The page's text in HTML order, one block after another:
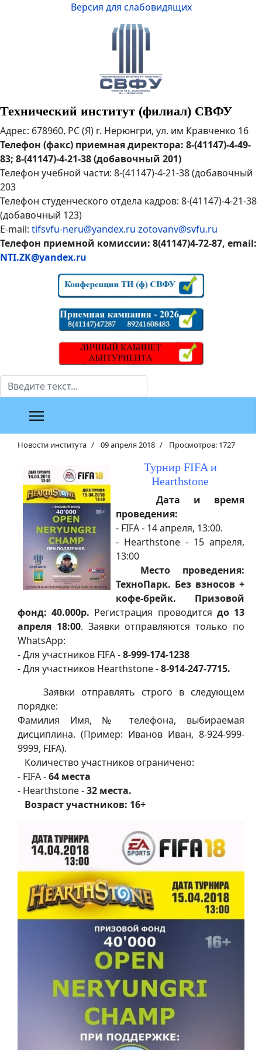
Версия для слабовидящих
Технический институт (филиал) СВФУ
Адрес: 678960, РС (Я) г. Нерюнгри, ул. им Кравченко 16
Телефон (факс) приемная директора: 8-(41147)-4-49-
83; 8-(41147)-4-21-38 (добавочный 201)
Телефон учебной части: 8-(41147)-4-21-38 (добавочный
203
Телефон студенческого отдела кадров: 8-(41147)-4-21-38
(добавочный 123)
E-mail: tifsvfu-neru@yandex.ru zotovanv@svfu.ru
Телефон приемной комиссии: 8(41147)4-72-87, email:
NTI.ZK@yandex.ru
Поиск
Новости института 09 апреля 2018 Просмотров: 1727
Турнир FIFA и
Hearthstone
Дата и время
проведения:
- FIFA - 14 апреля, 13:00.
- Hearthstone - 15 апреля,
13:00
Место проведения:
ТехноПарк. Без взносов +
кофе-брейк. Призовой
фонд: 40.000р. Регистрация проводится до 13
апреля 18:00. Заявки отправляются только по
WhatsApp:
- Для участников FIFA -8-999-174-1238
- Для участников Hearthstone -8-914-247-7715.
Заявки отправлять строго в следующем
порядке:
Фамилия Имя, № телефона, выбираемая
дисциплина. (Пример: Иванов Иван, 8-924-999-
9999, FIFA).
Количество участников ограничено:
- FIFA -64 места
- Hearthstone -32 места.
Возраст участников: 16+